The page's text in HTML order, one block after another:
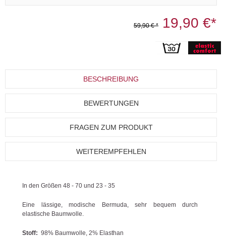
59,90 € * 19,90 €*
BESCHREIBUNG
BEWERTUNGEN
FRAGEN ZUM PRODUKT
WEITEREMPFEHLEN
In den Größen 48 - 70 und 23 - 35
Eine lässige, modische Bermuda, sehr bequem durch
elastische Baumwolle.
Stoff: 98% Baumwolle, 2% Elasthan